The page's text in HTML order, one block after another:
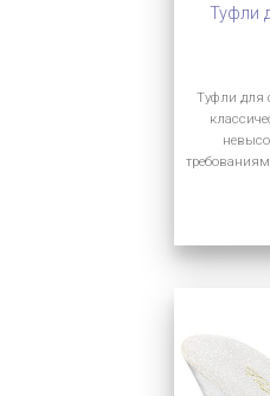
Туфли
Туфли для